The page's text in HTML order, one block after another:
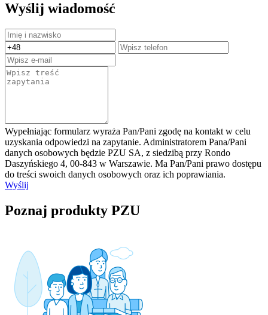
Wyślij wiadomość
Wypełniając formularz wyraża Pan/Pani zgodę na kontakt w celu
uzyskania odpowiedzi na zapytanie. Administratorem Pana/Pani
danych osobowych będzie PZU SA, z siedzibą przy Rondo
Daszyńskiego 4, 00-843 w Warszawie. Ma Pan/Pani prawo dostępu
do treści swoich danych osobowych oraz ich poprawiania.
Wyślij
Poznaj produkty PZU